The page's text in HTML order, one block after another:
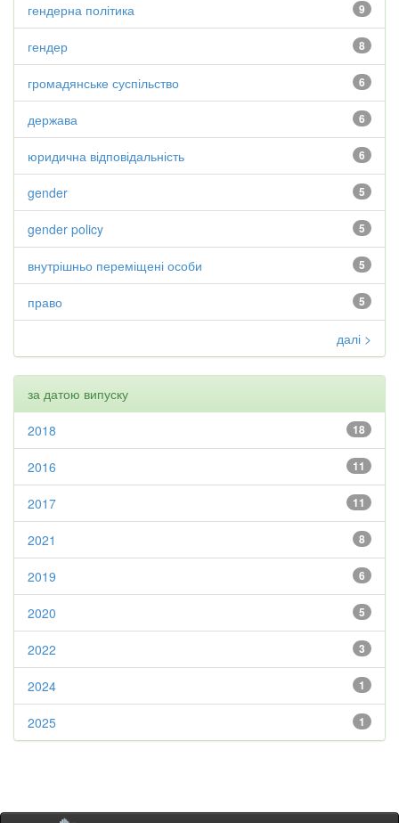
9
гендерна політика
8
гендер
6
громадянське суспільство
6
держава
6
юридична відповідальність
5
gender
5
gender policy
5
внутрішньо переміщені особи
5
право
далі >
за датою випуску
18
2018
11
2016
11
2017
8
2021
6
2019
5
2020
3
2022
1
2024
1
2025